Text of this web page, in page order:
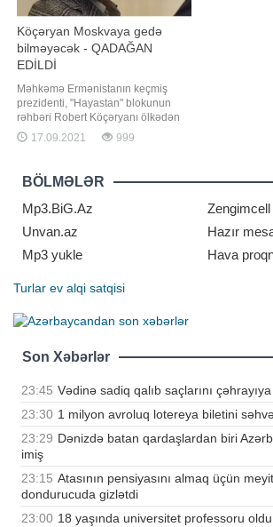
Köçəryan Moskvaya gedə
bilməyəcək - QADAĞAN
EDİLDİ
Məhkəmə Ermənistanın keçmiş
prezidenti, "Hayastan" blokunun
rəhbəri Robert Köçəryanı ölkədən
çıxmasını qadağan edib. APA-nın
məlumatına görə, bu barədə
xidməti məlumat yayıb. Bildirilib ki,
təxminən bir həftə əvvəl Rusiyanın
hakim "Vahid Rusiya"
17.09.2021 999
BÖLMƏLƏR
Mp3.BiG.Az
Zengimcell
Unvan.az
Hazır
Mp3 yukle
Hava
Turlar ev alqi satqisi
Son Xəbərlər
23:45 Vədinə sadiq qalıb saçlarını
23:30 1 milyon avroluq lotereya biletini
23:29 Dənizdə batan qardaşlardan biri
imiş
23:15 Atasının pensiyasını almaq üçün
dondurucuda gizlətdi
23:00 18 yaşında universitet professoru